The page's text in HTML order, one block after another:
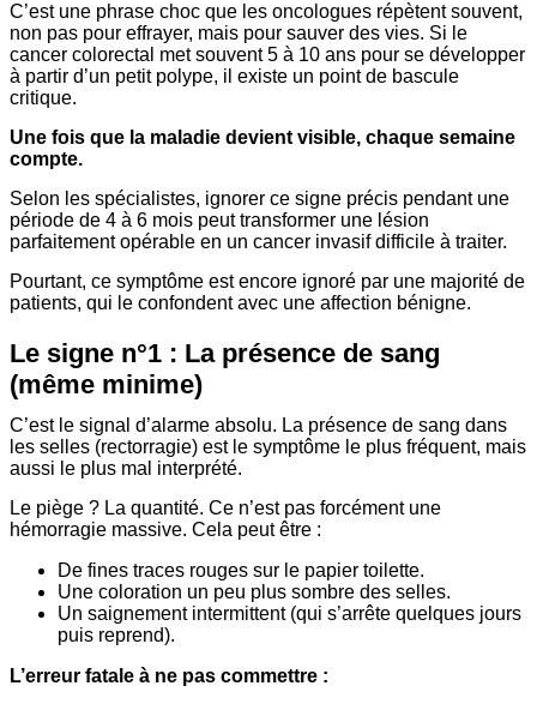
C’est une phrase choc que les oncologues répètent souvent,
non pas pour effrayer, mais pour sauver des vies. Si le
cancer colorectal met souvent 5 à 10 ans pour se développer
à partir d’un petit polype, il existe un point de bascule
critique.
Une fois que la maladie devient visible, chaque semaine
compte.
Selon les spécialistes, ignorer ce signe précis pendant une
période de 4 à 6 mois peut transformer une lésion
parfaitement opérable en un cancer invasif difficile à traiter.
Pourtant, ce symptôme est encore ignoré par une majorité de
patients, qui le confondent avec une affection bénigne.
Le signe n°1 : La présence de sang
(même minime)
C’est le signal d’alarme absolu. La présence de sang dans
les selles (rectorragie) est le symptôme le plus fréquent, mais
aussi le plus mal interprété.
Le piège ? La quantité. Ce n’est pas forcément une
hémorragie massive. Cela peut être :
De fines traces rouges sur le papier toilette.
Une coloration un peu plus sombre des selles.
Un saignement intermittent (qui s’arrête quelques jours
puis reprend).
L’erreur fatale à ne pas commettre :